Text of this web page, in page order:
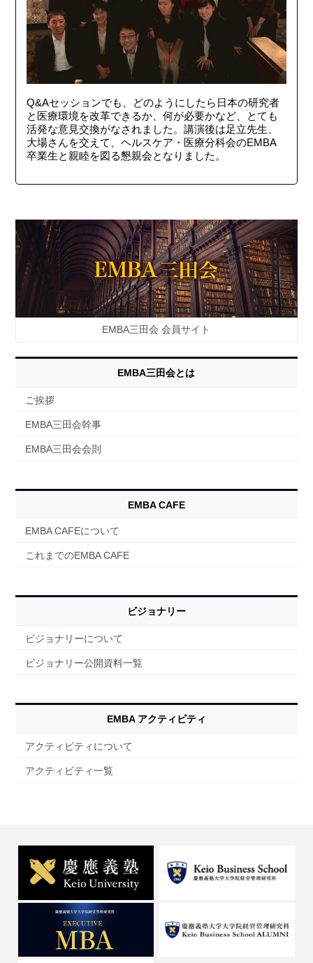
Q&Aセッションでも、どのようにしたら日本の研究者
と医療環境を改革できるか、何が必要かなど、とても
活発な意見交換がなされました。講演後は足立先生、
大場さんを交えて、ヘルスケア・医療分科会のEMBA
卒業生と親睦を図る懇親会となりました。
EMBA三田会 会員サイト
EMBA三田会とは
ご挨拶
EMBA三田会幹事
EMBA三田会会則
EMBA CAFE
EMBA CAFEについて
これまでのEMBA CAFE
ビジョナリー
ビジョナリーについて
ビジョナリー公開資料一覧
EMBA アクティビティ
アクティビティについて
アクティビティ一覧